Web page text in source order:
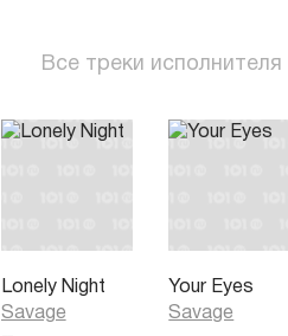
Все треки исполнителя
Lonely Night
Savage
Your Eyes
Savage